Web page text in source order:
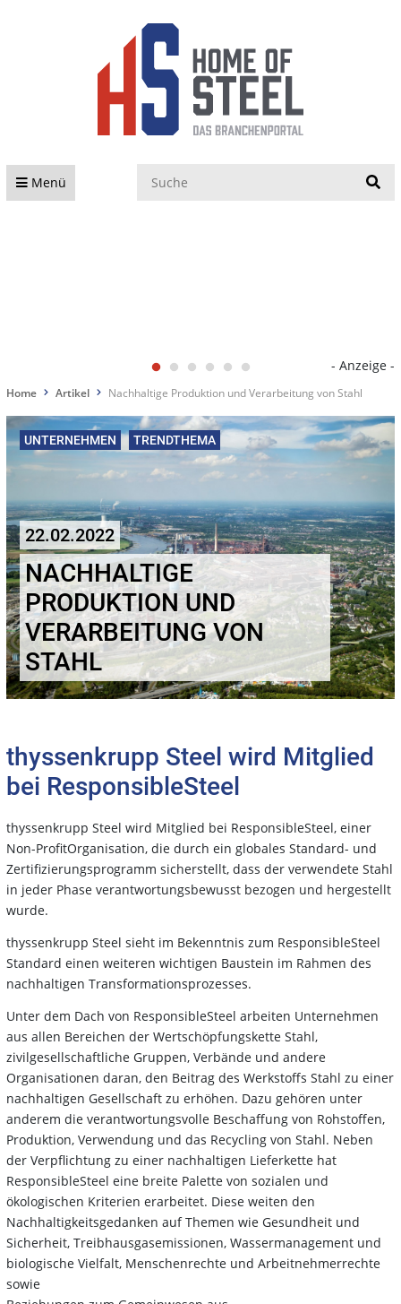
Menü
- Anzeige -
Home Artikel Nachhaltige Produktion und Verarbeitung von Stahl
UNTERNEHMEN TRENDTHEMA
22.02.2022
NACHHALTIGE
PRODUKTION UND
VERARBEITUNG VON
STAHL
thyssenkrupp Steel wird Mitglied
bei ResponsibleSteel
thyssenkrupp Steel wird Mitglied bei ResponsibleSteel, einer
Non-ProfitOrganisation, die durch ein globales Standard- und
Zertifizierungsprogramm sicherstellt, dass der verwendete Stahl
in jeder Phase verantwortungsbewusst bezogen und hergestellt
wurde.
thyssenkrupp Steel sieht im Bekenntnis zum ResponsibleSteel
Standard einen weiteren wichtigen Baustein im Rahmen des
nachhaltigen Transformationsprozesses.
Unter dem Dach von ResponsibleSteel arbeiten Unternehmen
aus allen Bereichen der Wertschöpfungskette Stahl,
zivilgesellschaftliche Gruppen, Verbände und andere
Organisationen daran, den Beitrag des Werkstoffs Stahl zu einer
nachhaltigen Gesellschaft zu erhöhen. Dazu gehören unter
anderem die verantwortungsvolle Beschaffung von Rohstoffen,
Produktion, Verwendung und das Recycling von Stahl. Neben
der Verpflichtung zu einer nachhaltigen Lieferkette hat
ResponsibleSteel eine breite Palette von sozialen und
ökologischen Kriterien erarbeitet. Diese weiten den
Nachhaltigkeitsgedanken auf Themen wie Gesundheit und
Sicherheit, Treibhausgasemissionen, Wassermanagement und
biologische Vielfalt, Menschenrechte und Arbeitnehmerrechte
sowie